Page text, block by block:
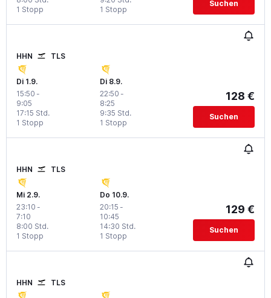
1 Stopp
1 Stopp
Suchen
HHN TLS
Di 1.9.
15:50 -
9:05
1 Stopp
17:15 Std.
Di 8.9.
22:50 -
8:25
1 Stopp
9:35 Std.
128 €
Suchen
HHN TLS
Mi 2.9.
23:10 -
7:10
1 Stopp
8:00 Std.
Do 10.9.
20:15 -
10:45
1 Stopp
14:30 Std.
129 €
Suchen
HHN TLS